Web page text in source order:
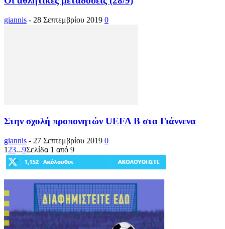
giannis - 28 Σεπτεμβρίου 2019 0
Στην σχολή προπονητών UEFA Β στα Γιάννενα
giannis - 27 Σεπτεμβρίου 2019 0
1 23...9Σελίδα 1 από 9